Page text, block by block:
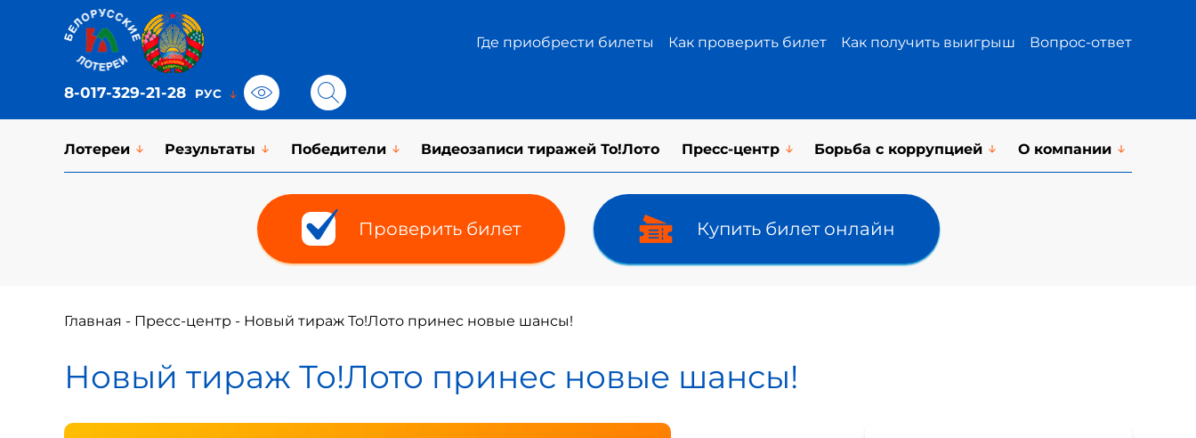
Где приобрести билеты Как проверить билет Как получить выигрыш Вопрос-ответ
8-017-329-21-28
Лотереи Результаты Победители Видеозаписи тиражей То!Лото Пресс-центр Борьба с коррупцией О компании
Проверить билет Купить билет онлайн
Главная - Пресс-центр - Новый тираж То!Лото принес новые шансы!
Новый тираж То!Лото принес новые шансы!